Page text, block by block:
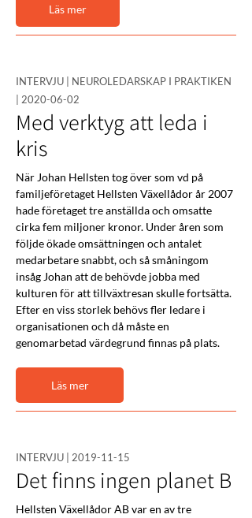
Läs mer
INTERVJU | NEUROLEDARSKAP I PRAKTIKEN
2020-06-02
Med verktyg att leda i
kris
När Johan Hellsten tog över som vd på
familjeföretaget Hellsten Växellådor år 2007
hade företaget tre anställda och omsatte
cirka fem miljoner kronor. Under åren som
följde ökade omsättningen och antalet
medarbetare snabbt, och så småningom
insåg Johan att de behövde jobba med
kulturen för att tillväxtresan skulle fortsätta.
Efter en viss storlek behövs fler ledare i
organisationen och då måste en
genomarbetad värdegrund finnas på plats.
Läs mer
INTERVJU | 2019-11-15
Det finns ingen planet B
Hellsten Växellådor AB var en av tre